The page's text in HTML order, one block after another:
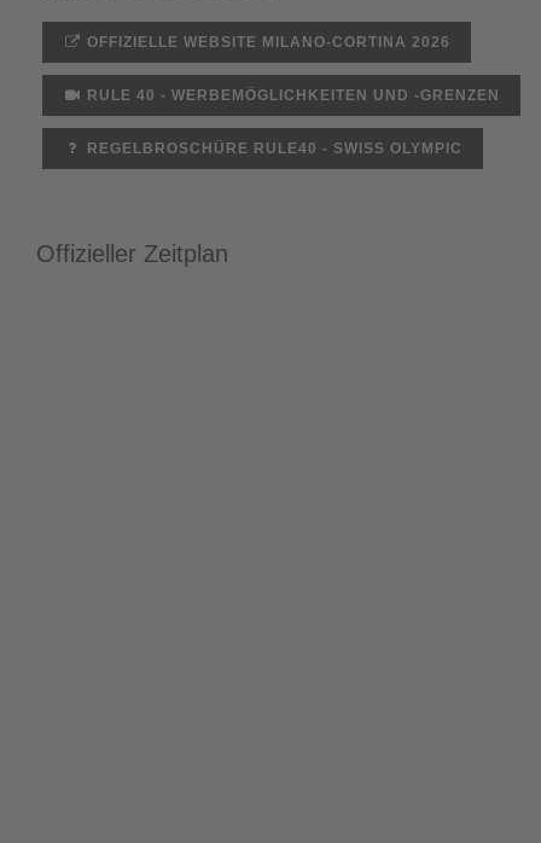
OFFIZIELLE WEBSITE MILANO-CORTINA 2026
RULE 40 - WERBEMÖGLICHKEITEN UND -GRENZEN
REGELBROSCHÜRE RULE40 - SWISS OLYMPIC
Offizieller Zeitplan